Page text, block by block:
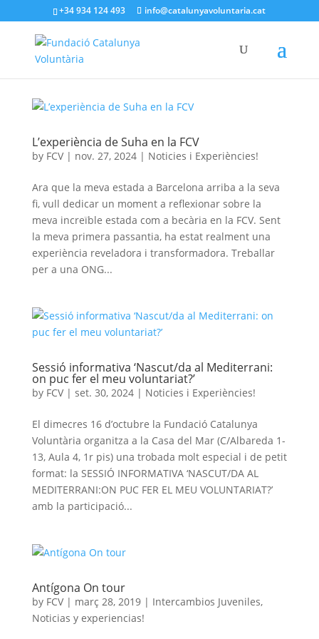
+34 934 124 493 info@catalunyavoluntaria.cat
L’experiència de Suha en la FCV
by FCV| nov. 27, 2024| Noticies i Experiències!
Ara que la meva estada a Barcelona arriba a la seva
fi, vull dedicar un moment a reflexionar sobre la
meva increïble estada com a becària en la FCV. Sent
la meva primera passantia, ha estat realment una
experiència reveladora i transformadora. Treballar
per a una ONG...
Sessió informativa ‘Nascut/da al Mediterrani:
on puc fer el meu voluntariat?’
by FCV| set. 30, 2024| Noticies i Experiències!
El dimecres 16 d’octubre la Fundació Catalunya
Voluntària organitza a la Casa del Mar (C/Albareda 1-
13, Aula 4, 1r pis) una trobada molt especial i de petit
format: la SESSIÓ INFORMATIVA ‘NASCUT/DA AL
MEDITERRANI:ON PUC FER EL MEU VOLUNTARIAT?’
amb la participació...
Antígona On tour
by FCV| març 28, 2019| Intercambios Juveniles,
Noticias y experiencias!